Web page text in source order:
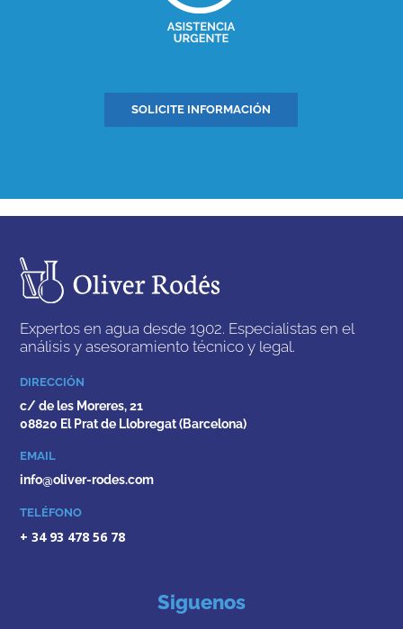
SOLICITE INFORMACIÓN
Expertos en agua desde 1902. Especialistas en el
análisis y asesoramiento técnico y legal.
DIRECCIÓN
c/ de les Moreres, 21
08820 El Prat de Llobregat (Barcelona)
EMAIL
info@oliver-rodes.com
TELÉFONO
+ 34 93 478 56 78
Siguenos